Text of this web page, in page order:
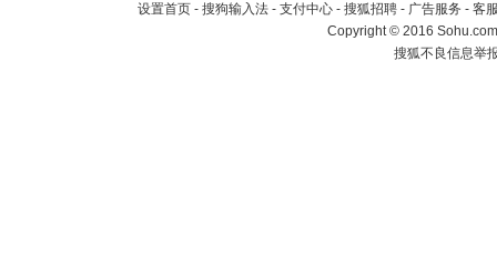
设置首页 - 搜狗输入法 - 支付中心 - 搜狐招聘 - 广告服务 - 客
Copyright©2016
搜狐不良信息举